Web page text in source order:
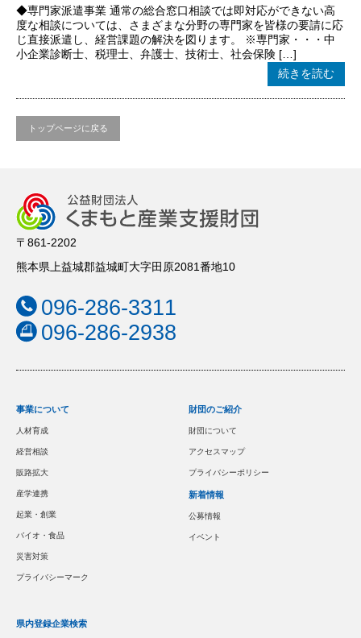
◆専門家派遣事業 通常の総合窓口相談では即対応ができない高
度な相談については、さまざまな分野の専門家を皆様の要請に応
じ直接派遣し、経営課題の解決を図ります。 ※専門家・・・中
小企業診断士、税理士、弁護士、技術士、社会保険 […]
続きを読む
トップページに戻る
〒861-2202
熊本県上益城郡益城町大字田原2081番地10
096-286-3311
096-286-2938
事業について
人材育成
経営相談
販路拡大
産学連携
起業・創業
バイオ・食品
災害対策
プライバシーマーク
財団のご紹介
財団について
アクセスマップ
プライバシーポリシー
新着情報
公募情報
イベント
県内登録企業検索